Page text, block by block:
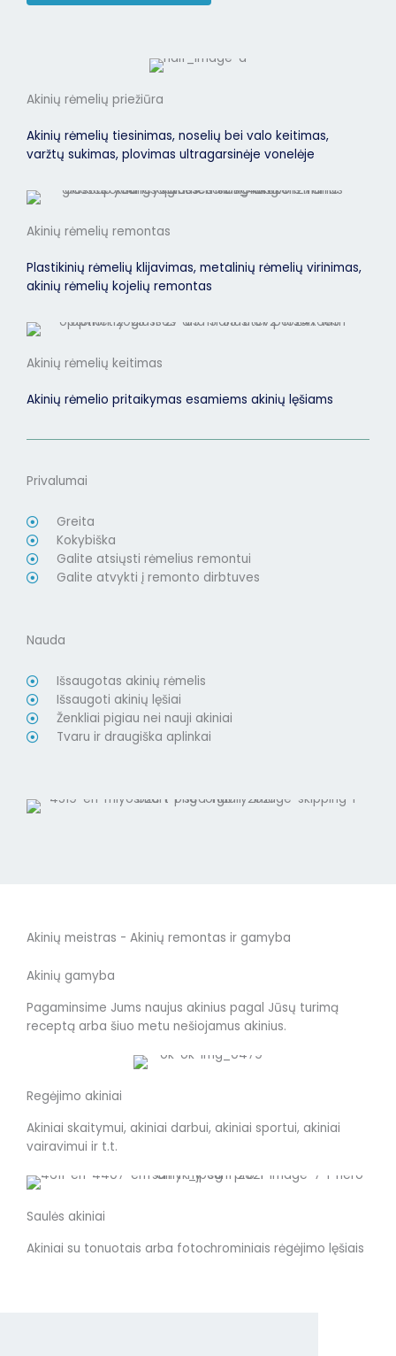
Akinių rėmelių priežiūra
Akinių rėmelių tiesinimas, noselių bei valo keitimas,
varžtų sukimas, plovimas ultragarsinėje vonelėje
Akinių rėmelių remontas
Plastikinių rėmelių klijavimas, metalinių rėmelių virinimas,
akinių rėmelių kojelių remontas
Akinių rėmelių keitimas
Akinių rėmelio pritaikymas esamiems akinių lęšiams
Privalumai
Greita
Kokybiška
Galite atsiųsti rėmelius remontui
Galite atvykti į remonto dirbtuves
Nauda
Išsaugotas akinių rėmelis
Išsaugoti akinių lęšiai
Ženkliai pigiau nei nauji akiniai
Tvaru ir draugiška aplinkai
Akinių meistras - Akinių remontas ir gamyba
Akinių gamyba
Pagaminsime Jums naujus akinius pagal Jūsų turimą
receptą arba šiuo metu nešiojamus akinius.
Regėjimo akiniai
Akiniai skaitymui, akiniai darbui, akiniai sportui, akiniai
vairavimui ir t.t.
Saulės akiniai
Akiniai su tonuotais arba fotochrominiais rėgėjimo lęšiais